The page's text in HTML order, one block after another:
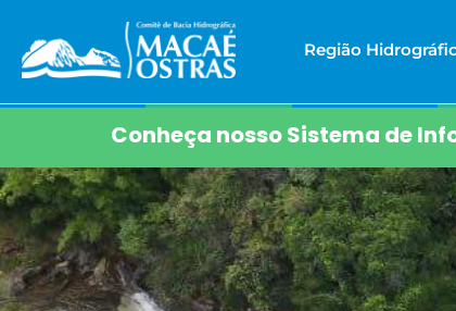
Região
Conheça nosso Sistema de